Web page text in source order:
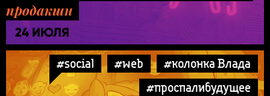
продакшн
24 ИЮЛЯ
#social #web
#колонка Влада
#проспалибудущее